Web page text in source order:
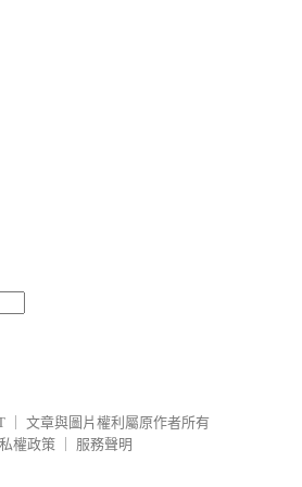
文章與圖片權利屬原作者所有
權政策
服務聲明